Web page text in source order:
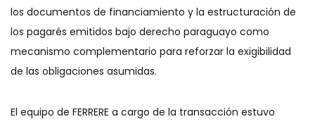
los documentos de financiamiento y la estructuración de
los pagarés emitidos bajo derecho paraguayo como
mecanismo complementario para reforzar la exigibilidad
de las obligaciones asumidas.
El equipo de FERRERE a cargo de la transacción estuvo